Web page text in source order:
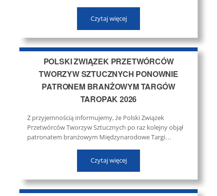
prac upływa: 30 września 2026 r. ...
Czytaj więcej
POLSKI ZWIĄZEK PRZETWÓRCÓW
TWORZYW SZTUCZNYCH PONOWNIE
PATRONEM BRANŻOWYM TARGÓW
TAROPAK 2026
Z przyjemnością informujemy, że Polski Związek
Przetwórców Tworzyw Sztucznych po raz kolejny objął
patronatem branżowym Międzynarodowe Targi
Tegoroczna edycja wydarzenia odbędzie się w dniach
23–25 września 2026 r. na terenie Międzynarodowych
Czytaj więcej